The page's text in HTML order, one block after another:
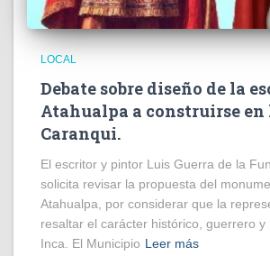
LOCAL
Debate sobre diseño de la
Atahualpa a construirse en
Caranqui.
El escritor y pintor Luis Guerra de la
solicita revisar la propuesta del
Atahualpa, por considerar que la
resaltar el carácter histórico, guerrero y
Inca. El Municipio Leer más